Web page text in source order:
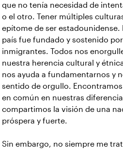
que no tenía necesidad de
o el otro. Tener múltiples
epítome de ser estadounidense.
país fue fundado y sostenido por
inmigrantes. Todos nos
nuestra herencia cultural y
nos ayuda a fundamentarnos y
sentido de orgullo.
en común en nuestras
compartimos la visión de una
próspera y fuerte.
Sin embargo, no siempre me